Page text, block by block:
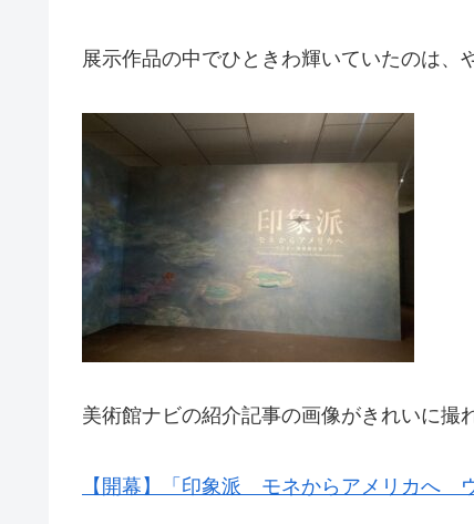
展示作品の中でひときわ輝いていたのは、
美術館ナビの紹介記事の画像がきれいに撮
【開幕】「印象派 モネからアメリカへ